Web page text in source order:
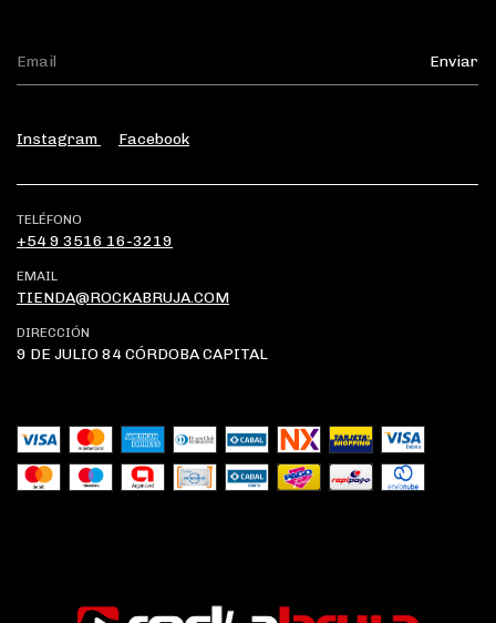
Instagram Facebook
TELÉFONO
+54 9 3516 16-3219
EMAIL
TIENDA@ROCKABRUJA.COM
DIRECCIÓN
9 DE JULIO 84 CÓRDOBA CAPITAL